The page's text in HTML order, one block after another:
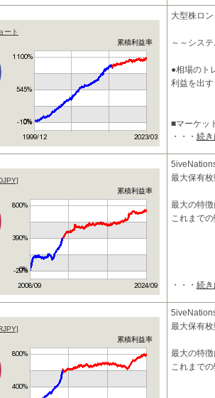
ート
累積利益率
大型株ロ
～～シス
●相場のト
利益を出
■マーケッ
・・・ 続
累積利益率
最大保有
最大の特
これまで
・・・ 続
累積利益率
最大保有
最大の特
これまで